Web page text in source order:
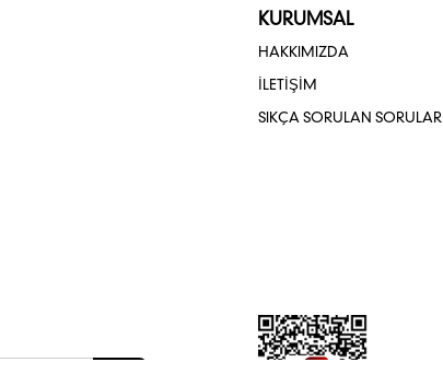
KURUMSAL
HAKKIMIZDA
İLETİŞİM
SIKÇA SORULAN SORULAR